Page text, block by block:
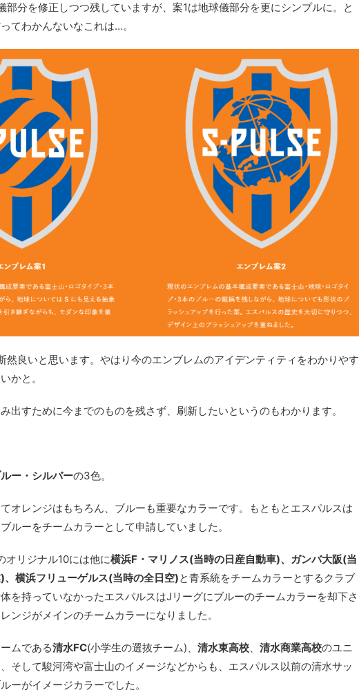
部分を修正しつつ残していますが、案1は地球儀部分を更にシンプルに。と
てわかんないなこれは…。
然良いと思います。やはり今のエンブレムのアイデンティティをわかりやす
かと。
出すために今までのものを残さず、刷新したいというのもわかります。
ー・シルバーの3色。
オレンジはもちろん、ブルーも重要なカラーです。もともとエスパルスは
ルーをチームカラーとして申請していました。
オリジナル10には他に横浜F・マリノス(当時の日産自動車)、ガンバ大阪(当
、横浜フリューゲルス(当時の全日空)と青系統をチームカラーとするクラブ
を持っていなかったエスパルスはJリーグにブルーのチームカラーを却下さ
ンジがメインのチームカラーになりました。
ムである清水FC(小学生の選抜チーム)、 清水東高校、 清水商業高校のユニ
そして駿河湾や富士山のイメージなどからも、エスパルス以前の清水サッ
ーがイメージカラーでした。